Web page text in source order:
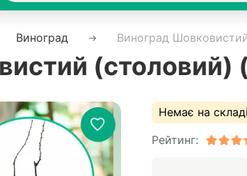
Виноград Виноград
(столовий)
Немає на складі
Рейтинг: